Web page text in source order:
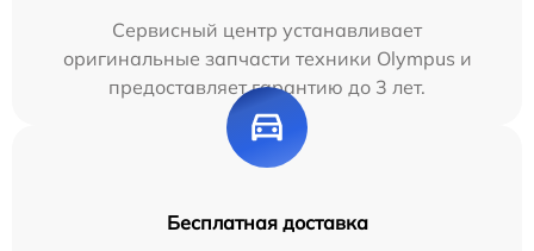
Сервисный центр устанавливает
оригинальные запчасти техники Olympus и
предоставляет гарантию до 3 лет.
Бесплатная доставка